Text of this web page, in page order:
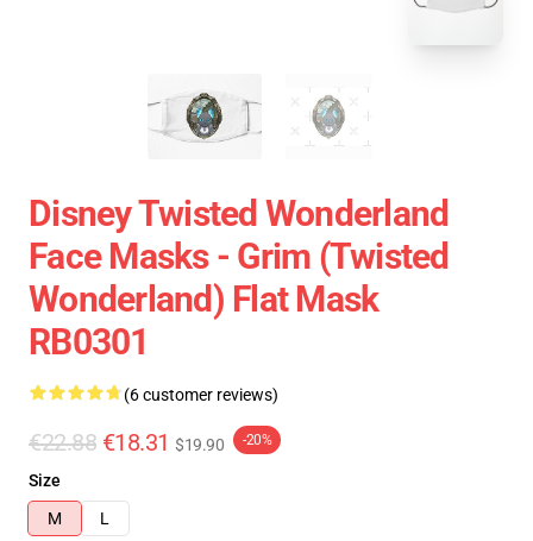
Disney Twisted Wonderland
Face Masks - Grim (Twisted
Wonderland) Flat Mask
RB0301
(6 customer reviews)
€22.88 €18.31 $19.90 -20%
Size
M
L